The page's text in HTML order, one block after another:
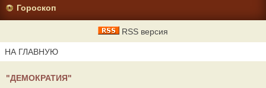
Гороскоп
RSS версия
НА ГЛАВНУЮ
"ДЕМОКРАТИЯ"